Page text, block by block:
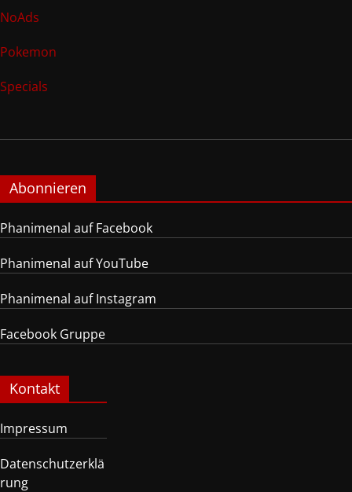
NoAds
Pokemon
Specials
Abonnieren
Phanimenal auf Facebook
Phanimenal auf YouTube
Phanimenal auf Instagram
Facebook Gruppe
Kontakt
Impressum
Datenschutzerklä
rung